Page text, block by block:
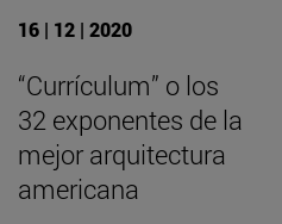
16 | 12 | 2020
“Currículum” o los
32 exponentes de la
mejor arquitectura
americana